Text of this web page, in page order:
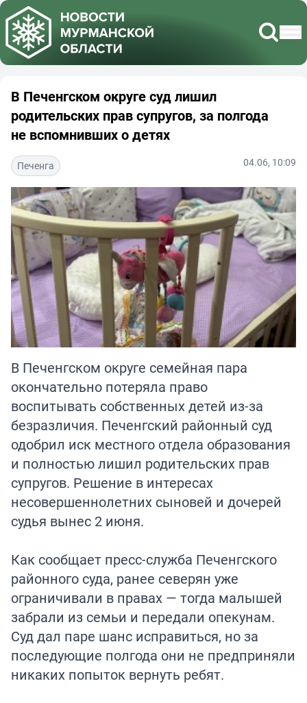
В Печенгском округе суд лишил
родительских прав супругов, за полгода
не вспомнивших о детях
Печенга 04.06, 10:09
В Печенгском округе семейная пара
окончательно потеряла право
воспитывать собственных детей из-за
безразличия. Печенгский районный суд
одобрил иск местного отдела образования
и полностью лишил родительских прав
супругов. Решение в интересах
несовершеннолетних сыновей и дочерей
судья вынес 2 июня.
Как сообщает пресс-служба Печенгского
районного суда, ранее северян уже
ограничивали в правах — тогда малышей
забрали из семьи и передали опекунам.
Суд дал паре шанс исправиться, но за
последующие полгода они не предприняли
никаких попыток вернуть ребят.